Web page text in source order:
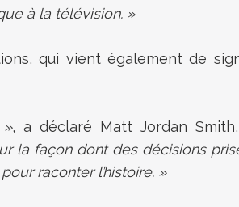
à la télévision. »
qui vient également de
, a déclaré Matt Jordan
la façon dont des décisions
raconter l’histoire. »